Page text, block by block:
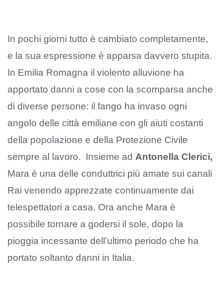
In pochi giorni tutto è cambiato completamente,
e la sua espressione è apparsa davvero stupita.
In Emilia Romagna il violento alluvione ha
apportato danni a cose con la scomparsa anche
di diverse persone: il fango ha invaso ogni
angolo delle città emiliane con gli aiuti costanti
della popolazione e della Protezione Civile
sempre al lavoro. Insieme ad Antonella Clerici,
Mara è una delle conduttrici più amate sui canali
Rai venendo apprezzate continuamente dai
telespettatori a casa. Ora anche Mara è
possibile tornare a godersi il sole, dopo la
pioggia incessante dell’ultimo periodo che ha
portato soltanto danni in Italia.